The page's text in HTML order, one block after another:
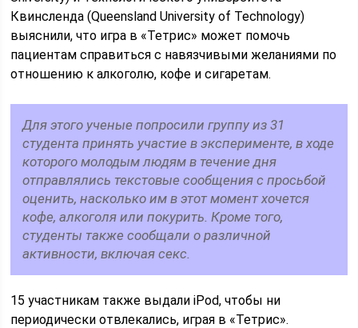
Квинсленда (Queensland University of Technology)
выяснили, что игра в «Тетрис» может помочь
пациентам справиться с навязчивыми желаниями по
отношению к алкоголю, кофе и сигаретам.
Для этого ученые попросили группу из 31
студента принять участие в эксперименте, в ходе
которого молодым людям в течение дня
отправлялись текстовые сообщения с просьбой
оценить, насколько им в этот момент хочется
кофе, алкоголя или покурить. Кроме того,
студенты также сообщали о различной
активности, включая секс.
15 участникам также выдали iPod, чтобы ни
периодически отвлекались, играя в «Тетрис».